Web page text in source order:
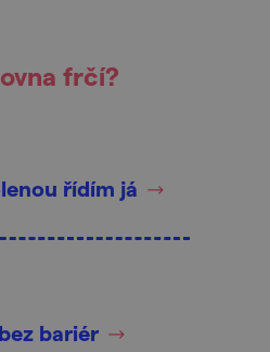
frčí?
řídím já
bariér